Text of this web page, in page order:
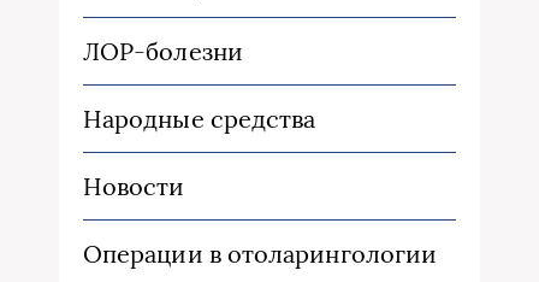
ЛОР-болезни
Народные средства
Новости
Операции в отоларингологии